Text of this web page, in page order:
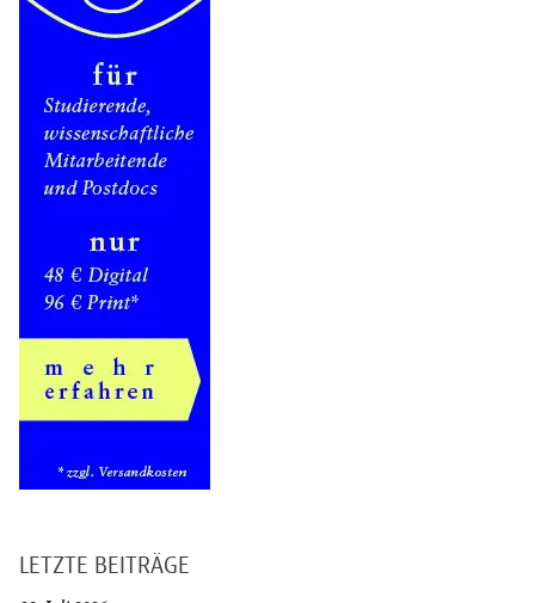
LETZTE BEITRÄGE